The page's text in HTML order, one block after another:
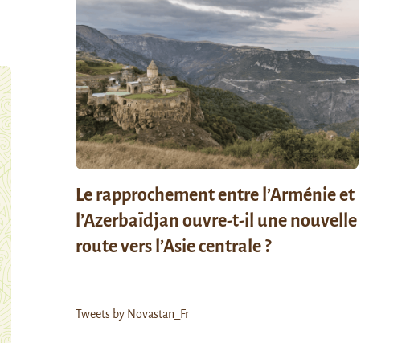
Le rapprochement entre l’Arménie et
l’Azerbaïdjan ouvre-t-il une nouvelle
route vers l’Asie centrale ?
Tweets by Novastan_Fr